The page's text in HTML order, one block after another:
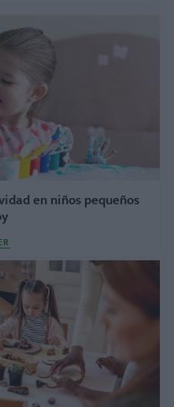
en niños pequeños